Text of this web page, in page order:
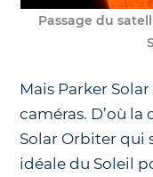
Passage du
Mais Parker
caméras. D’où
Solar Orbiter qui
idéale du Soleil